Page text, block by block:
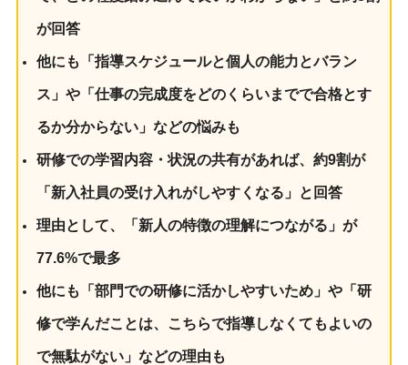
が回答
他にも「指導スケジュールと個人の能力とバラン
ス」や「仕事の完成度をどのくらいまでで合格とす
るか分からない」などの悩みも
研修での学習内容・状況の共有があれば、約9割が
「新入社員の受け入れがしやすくなる」と回答
理由として、「新人の特徴の理解につながる」が
77.6%で最多
他にも「部門での研修に活かしやすいため」や「研
修で学んだことは、こちらで指導しなくてもよいの
で無駄がない」などの理由も